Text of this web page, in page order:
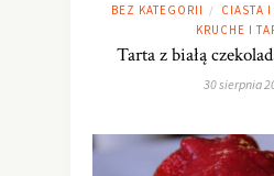
BEZ KATEGORII / CIASTA I
KRUCHE I
Tarta z białą
30 sierpnia